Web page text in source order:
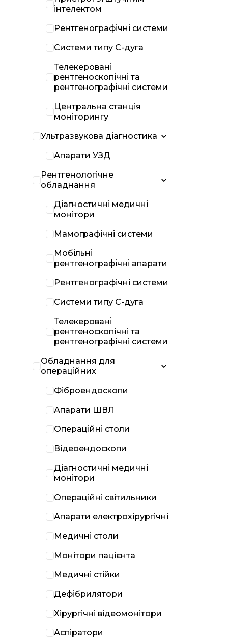
інтелектом
Рентгенографічні системи
Системи типу С-дуга
Телекеровані
рентгеноскопічні та
рентгенографічні системи
Центральна станція
моніторингу
Ультразвукова діагностика
Апарати УЗД
Рентгенологічне
обладнання
Діагностичні медичні
монітори
Мамографічні системи
Мобільні
рентгенографічні апарати
Рентгенографічні системи
Системи типу С-дуга
Телекеровані
рентгеноскопічні та
рентгенографічні системи
Обладнання для
операційних
Фіброендоскопи
Апарати ШВЛ
Операційні столи
Відеоендоскопи
Діагностичні медичні
монітори
Операційні світильники
Апарати електрохірургічні
Медичні столи
Монітори пацієнта
Медичні стійки
Дефібрилятори
Хірургічні відеомонітори
Аспіратори